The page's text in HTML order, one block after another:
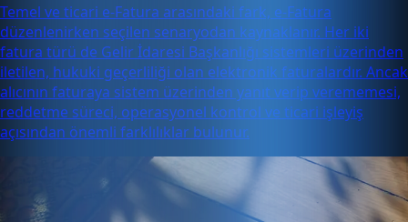
Temel ve ticari e-Fatura arasındaki fark, e-Fatura
düzenlenirken seçilen senaryodan kaynaklanır. Her iki
fatura türü de Gelir İdaresi Başkanlığı sistemleri üzerinden
iletilen, hukuki geçerliliği olan elektronik faturalardır. Ancak
alıcının faturaya sistem üzerinden yanıt verip verememesi,
reddetme süreci, operasyonel kontrol ve ticari işleyiş
açısından önemli farklılıklar bulunur.